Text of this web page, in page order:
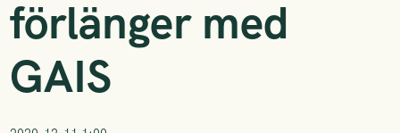
förlänger med
GAIS